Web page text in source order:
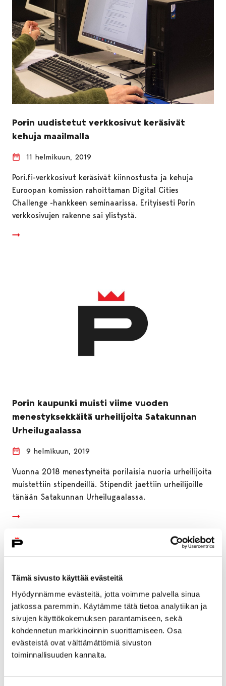
Tämä sivusto käyttää evästeitä
Hyödynnämme evästeitä, jotta voimme palvella sinua
jatkossa paremmin. Käytämme tätä tietoa analytiikan ja
sivujen käyttökokemuksen parantamiseen, sekä
kohdennetun markkinoinnin suorittamiseen. Osa
evästeistä ovat välttämättömiä sivuston
toiminnallisuuden kannalta.
Porin uudistetut verkkosivut keräsivät
kehuja maailmalla
11 helmikuun, 2019
Pori.fi-verkkosivut keräsivät kiinnostusta ja kehuja
Euroopan komission rahoittaman Digital Cities
Challenge -hankkeen seminaarissa. Erityisesti Porin
verkkosivujen rakenne sai ylistystä.
Porin kaupunki muisti viime vuoden
menestyksekkäitä urheilijoita Satakunnan
Urheilugaalassa
9 helmikuun, 2019
Vuonna 2018 menestyneitä porilaisia nuoria urheilijoita
muistettiin stipendeillä. Stipendit jaettiin urheilijoille
tänään Satakunnan Urheilugaalassa.